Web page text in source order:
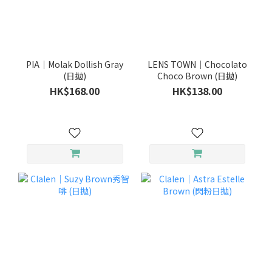
PIA｜Molak Dollish Gray
(日拋)
HK$168.00
LENS TOWN｜Chocolato
Choco Brown (日拋)
HK$138.00